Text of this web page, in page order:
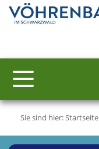
Sie sind hier:Startseite